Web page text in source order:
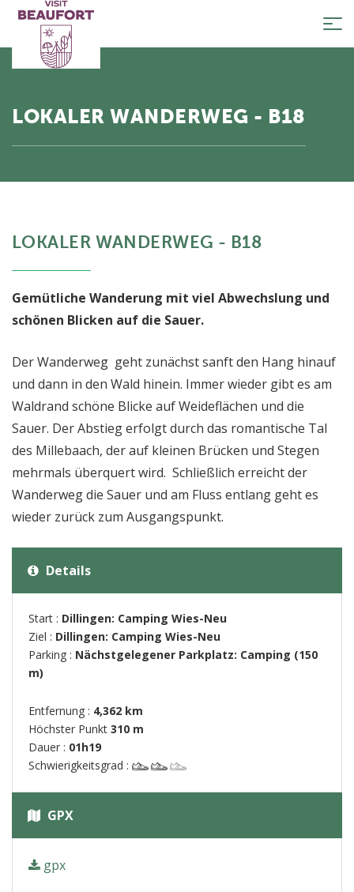
LOKALER WANDERWEG - B18
LOKALER WANDERWEG - B18
Gemütliche Wanderung mit viel Abwechslung und
schönen Blicken auf die Sauer.
Der Wanderweg geht zunächst sanft den Hang hinauf
und dann in den Wald hinein. Immer wieder gibt es am
Waldrand schöne Blicke auf Weideflächen und die
Sauer. Der Abstieg erfolgt durch das romantische Tal
des Millebaach, der auf kleinen Brücken und Stegen
mehrmals überquert wird. Schließlich erreicht der
Wanderweg die Sauer und am Fluss entlang geht es
wieder zurück zum Ausgangspunkt.
Details
Start : Dillingen: Camping Wies-Neu
Ziel : Dillingen: Camping Wies-Neu
Parking : Nächstgelegener Parkplatz: Camping (150
m)
Entfernung : 4,362 km
Höchster Punkt 310 m
Dauer : 01h19
Schwierigkeitsgrad :
GPX
gpx